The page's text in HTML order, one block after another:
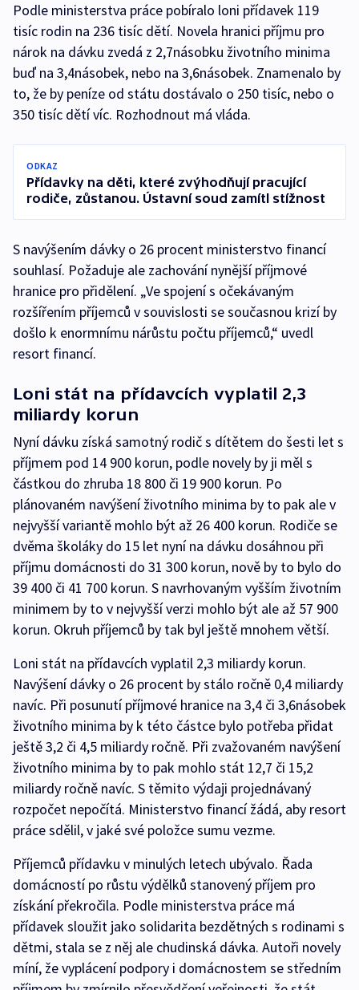
Podle ministerstva práce pobíralo loni přídavek 119
tisíc rodin na 236 tisíc dětí. Novela hranici příjmu pro
nárok na dávku zvedá z 2,7násobku životního minima
buď na 3,4násobek, nebo na 3,6násobek. Znamenalo by
to, že by peníze od státu dostávalo o 250 tisíc, nebo o
350 tisíc dětí víc. Rozhodnout má vláda.
ODKAZ
Přídavky na děti, které zvýhodňují pracující
rodiče, zůstanou. Ústavní soud zamítl stížnost
S navýšením dávky o 26 procent ministerstvo financí
souhlasí. Požaduje ale zachování nynější příjmové
hranice pro přidělení. „Ve spojení s očekávaným
rozšířením příjemců v souvislosti se současnou krizí by
došlo k enormnímu nárůstu počtu příjemců,“ uvedl
resort financí.
Loni stát na přídavcích vyplatil 2,3
miliardy korun
Nyní dávku získá samotný rodič s dítětem do šesti let s
příjmem pod 14 900 korun, podle novely by ji měl s
částkou do zhruba 18 800 či 19 900 korun. Po
plánovaném navýšení životního minima by to pak ale v
nejvyšší variantě mohlo být až 26 400 korun. Rodiče se
dvěma školáky do 15 let nyní na dávku dosáhnou při
příjmu domácnosti do 31 300 korun, nově by to bylo do
39 400 či 41 700 korun. S navrhovaným vyšším životním
minimem by to v nejvyšší verzi mohlo být ale až 57 900
korun. Okruh příjemců by tak byl ještě mnohem větší.
Loni stát na přídavcích vyplatil 2,3 miliardy korun.
Navýšení dávky o 26 procent by stálo ročně 0,4 miliardy
navíc. Při posunutí příjmové hranice na 3,4 či 3,6násobek
životního minima by k této částce bylo potřeba přidat
ještě 3,2 či 4,5 miliardy ročně. Při zvažovaném navýšení
životního minima by to pak mohlo stát 12,7 či 15,2
miliardy ročně navíc. S těmito výdaji projednávaný
rozpočet nepočítá. Ministerstvo financí žádá, aby resort
práce sdělil, v jaké své položce sumu vezme.
Příjemců přídavku v minulých letech ubývalo. Řada
domácností po růstu výdělků stanovený příjem pro
získání překročila. Podle ministerstva práce má
přídavek sloužit jako solidarita bezdětných s rodinami s
dětmi, stala se z něj ale chudinská dávka. Autoři novely
míní, že vyplácení podpory i domácnostem se středním